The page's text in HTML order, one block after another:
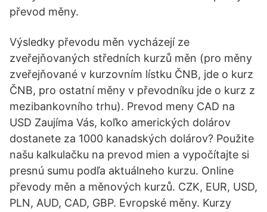
převod měny.
Výsledky převodu měn vycházejí ze
zveřejňovaných středních kurzů měn (pro měny
zveřejňované v kurzovním lístku ČNB, jde o kurz
ČNB, pro ostatní měny v převodníku jde o kurz z
mezibankovního trhu). Prevod meny CAD na
USD Zaujíma Vás, koľko amerických dolárov
dostanete za 1000 kanadských dolárov? Použite
našu kalkulačku na prevod mien a vypočítajte si
presnú sumu podľa aktuálneho kurzu. Online
převody měn a měnových kurzů. CZK, EUR, USD,
PLN, AUD, CAD, GBP. Evropské měny. Kurzy